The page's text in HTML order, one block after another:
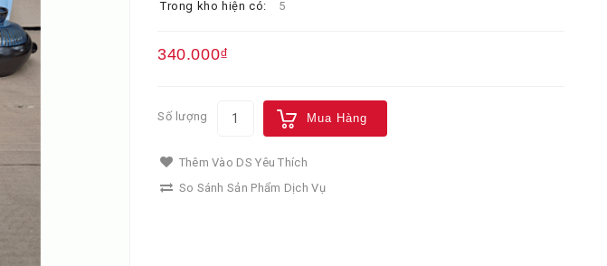
Trong kho hiện có:
5
340.000₫
Số lượng Mua Hàng
Thêm Vào DS Yêu Thích
So Sánh Sản Phẩm Dịch Vụ